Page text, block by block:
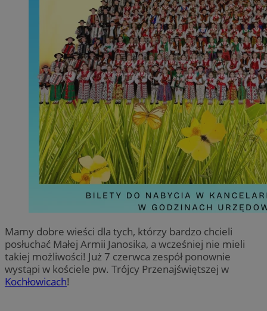
Mamy dobre wieści dla tych, którzy bardzo chcieli
posłuchać Małej Armii Janosika, a wcześniej nie mieli
takiej możliwości! Już 7 czerwca zespół ponownie
wystąpi w kościele pw. Trójcy Przenajświętszej w
Kochłowicach!